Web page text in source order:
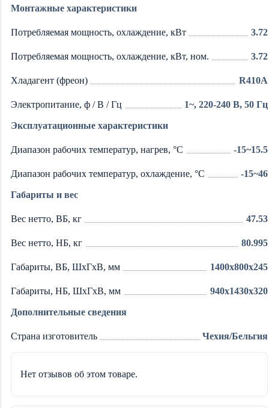
Монтажные характеристики
Потребляемая мощность, охлаждение, кВт 3.72
Потребляемая мощность, охлаждение, кВт, ном. 3.72
Хладагент (фреон) R410A
Электропитание, ф / В / Гц 1~, 220-240 В, 50 Гц
Эксплуатационные характеристики
Диапазон рабочих температур, нагрев, °C -15~15.5
Диапазон рабочих температур, охлаждение, °C -15~46
Габариты и вес
Вес нетто, ВБ, кг 47.53
Вес нетто, НБ, кг 80.995
Габариты, ВБ, ШхГхВ, мм 1400x800x245
Габариты, НБ, ШхГхВ, мм 940x1430x320
Дополнительные сведения
Страна изготовитель Чехия/Бельгия
Нет отзывов об этом товаре.